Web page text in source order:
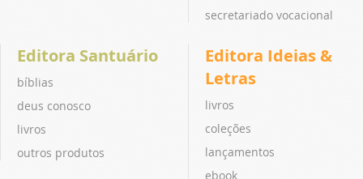
secretariado vocacional
Editora Santuário
bíblias
deus conosco
livros
outros produtos
Editora Ideias &
Letras
livros
coleções
lançamentos
ebook